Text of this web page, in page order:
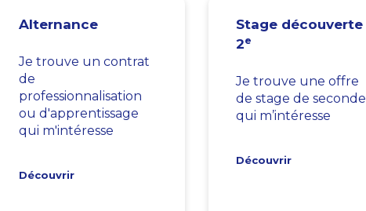
Alternance
Je trouve un contrat
de
professionnalisation
ou d'apprentissage
qui m'intéresse
Découvrir
Stage découverte
2e
Je trouve une offre
de stage de seconde
qui m’intéresse
Découvrir